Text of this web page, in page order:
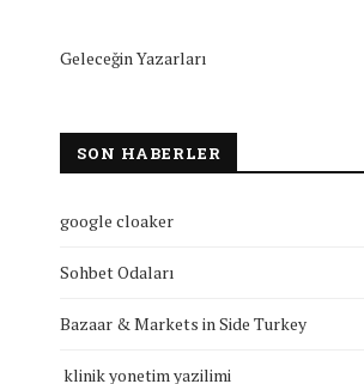
Geleceğin Yazarları
SON HABERLER
google cloaker
Sohbet Odaları
Bazaar & Markets in Side Turkey
klinik yonetim yazilimi